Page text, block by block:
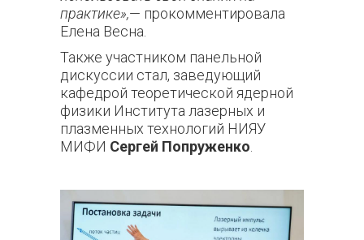
практике»,— прокомментировала
Елена Весна.
Также участником панельной
дискуссии стал, заведующий
кафедрой теоретической ядерной
физики Института лазерных и
плазменных технологий НИЯУ
МИФИ Сергей Попруженко